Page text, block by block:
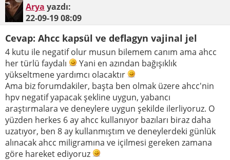
Arya yazdı:
22-09-1908:09
Cevap: Ahcc kapsül ve deflagyn vajinal jel
4 kutu ile negatif olur musun bilemem canım ama ahcc
her türlü faydalı
Yani en azından bağışıklık
yükseltmene yardımcı olacaktır
Ama biz forumdakiler, başta ben olmak üzere ahcc'nin
hpv negatif yapacak şekline uygun, yabancı
araştırmalara ve deneylere uygun şekilde ilerliyoruz. O
yüzden herkes 6 ay ahcc kullanıyor bazıları biraz daha
uzatıyor, ben 8 ay kullanmıştım ve deneylerdeki günlük
alınacak ahcc miligramına ve içilmesi gereken zamana
göre hareket ediyoruz